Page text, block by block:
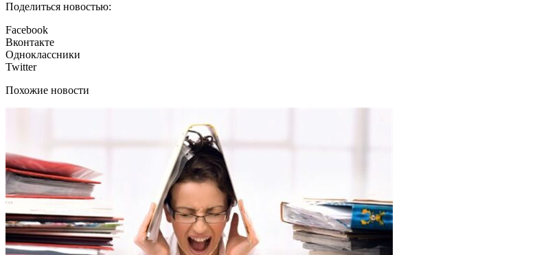
Поделиться новостью:
Facebook
Вконтакте
Одноклассники
Twitter
Похожие новости